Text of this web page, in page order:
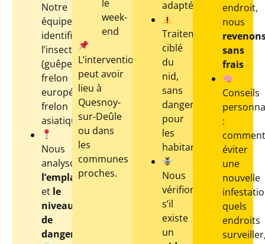
Notre
équipe
identifie
l’insecte
(guêpe,
frelon
européen,
frelon
asiatique…)
Nous
analysons
l’emplacement
et le
niveau
de
danger
le
week-
end
L’intervention
peut avoir
lieu à
Quesnoy-
sur-Deûle
ou dans
les
communes
proches.
adaptées
Traitement
ciblé
du
nid,
sans
danger
pour
les
habitants
Nous
vérifions
s’il
existe
un
endroit,
nous
sans
frais
Conseils
:
comment
éviter
une
nouvelle
quels
endroits